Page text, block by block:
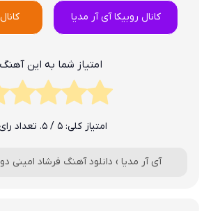
کانال روبیکا آی آر مدیا
امتیاز شما به این
امتیاز کلی: 5 / 5. تعداد رای:
آی آر مدیا › دانلود آهنگ فرشاد امینی